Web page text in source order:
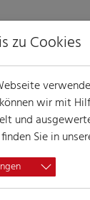
zu Cookies
wir mit
und
Sie in